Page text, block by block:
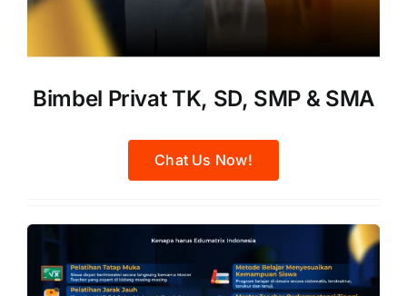
Bimbel Privat TK, SD, SMP & SMA
Chat Us Now!